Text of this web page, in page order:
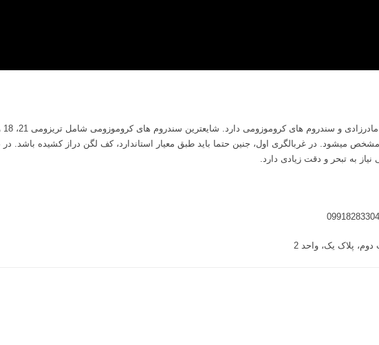
میشود. در غربالگری اول، جنین حتما باید طبق معیار استاندارد، کف لگن دراز کشیده باشد. در
به تبحر و دقت زیادی دارد.
پلاک یک، واحد 2